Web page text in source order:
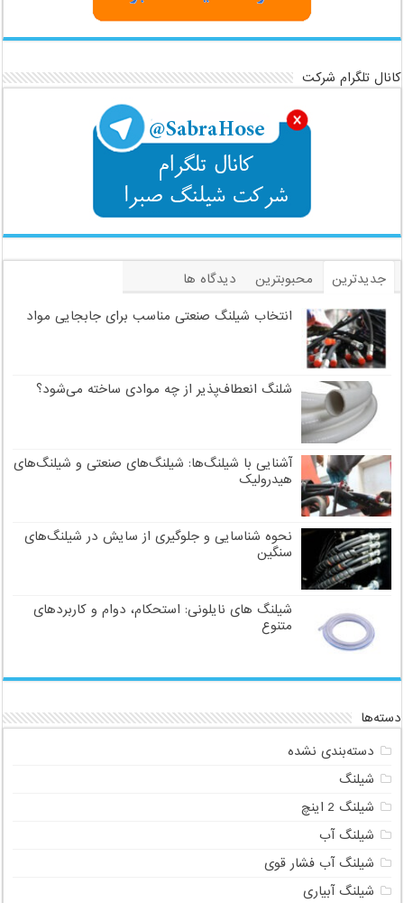
کانال تلگرام شرکت
جدیدترین محبوبترین
دیدگاه ها
برچسب
انتخاب شیلنگ صنعتی مناسب برای جابجایی مواد
شلنگ انعطاف‌پذیر از چه موادی ساخته می‌شود؟
آشنایی با شیلنگ‌ها: شیلنگ‌های صنعتی و شیلنگ‌های
هیدرولیک
نحوه شناسایی و جلوگیری از سایش در شیلنگ‌های
سنگین
شیلنگ های نایلونی: استحکام، دوام و کاربردهای
متنوع
دسته‌ها
دسته‌بندی نشده
شیلنگ
شیلنگ 2 اینچ
شیلنگ آب
شیلنگ آب فشار قوی
شیلنگ آبیاری